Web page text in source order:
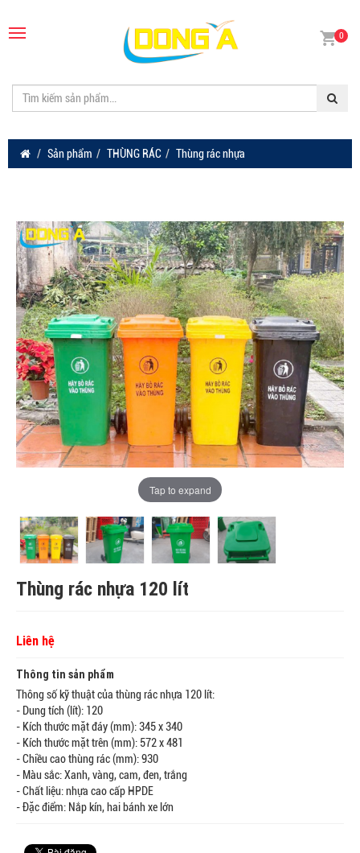
0
Sản phẩm THÙNG RÁC Thùng rác nhựa
Tap to expand
Thùng rác nhựa 120 lít
Liên hệ
Thông tin sản phẩm
Thông số kỹ thuật của thùng rác nhựa 120 lít:
- Dung tích (lít): 120
- Kích thước mặt đáy (mm): 345 x 340
- Kích thước mặt trên (mm): 572 x 481
- Chiều cao thùng rác (mm): 930
- Màu sắc: Xanh, vàng, cam, đen, trắng
- Chất liệu: nhựa cao cấp HPDE
- Đặc điểm: Nắp kín, hai bánh xe lớn